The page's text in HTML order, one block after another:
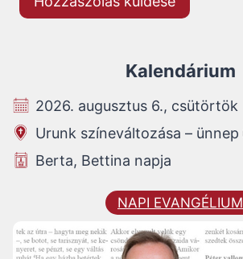
Kalendárium
2026. augusztus 6., csütörtök
Urunk színeváltozása – ünnep
Berta, Bettina napja
NAPI EVANGÉLIUM